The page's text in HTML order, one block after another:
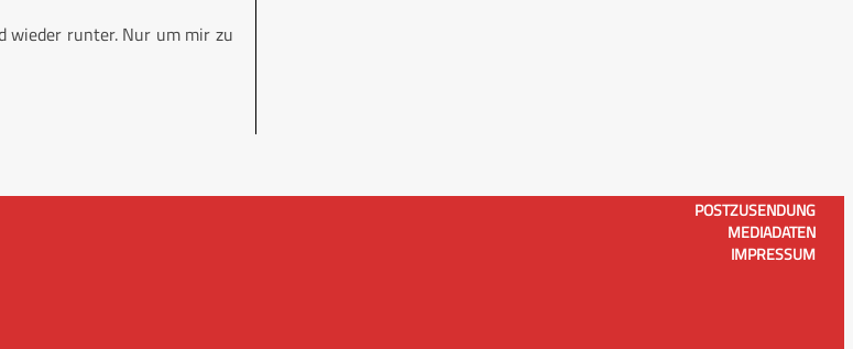
wieder runter. Nur um mir zu
POSTZUSENDUNG
MEDIADATEN
IMPRESSUM